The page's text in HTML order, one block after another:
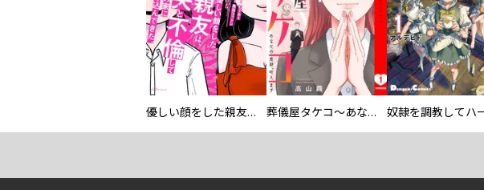
優しい顔をした親友は、夫と不倫して私の家に入り込んできた。 葬儀屋タケコ～あなたの最期、叶えます【電子単行本版】